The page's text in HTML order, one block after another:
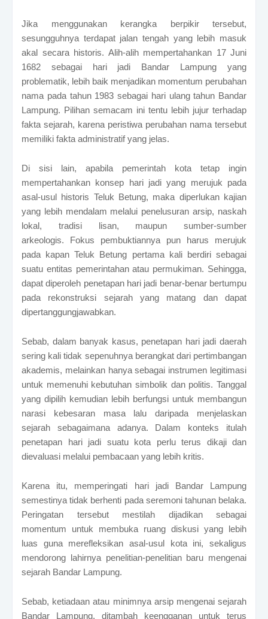
Jika menggunakan kerangka berpikir tersebut,
sesungguhnya terdapat jalan tengah yang lebih masuk
akal secara historis. Alih-alih mempertahankan 17 Juni
1682 sebagai hari jadi Bandar Lampung yang
problematik, lebih baik menjadikan momentum perubahan
nama pada tahun 1983 sebagai hari ulang tahun Bandar
Lampung. Pilihan semacam ini tentu lebih jujur terhadap
fakta sejarah, karena peristiwa perubahan nama tersebut
memiliki fakta administratif yang jelas.
Di sisi lain, apabila pemerintah kota tetap ingin
mempertahankan konsep hari jadi yang merujuk pada
asal-usul historis Teluk Betung, maka diperlukan kajian
yang lebih mendalam melalui penelusuran arsip, naskah
lokal, tradisi lisan, maupun sumber-sumber
arkeologis. Fokus pembuktiannya pun harus merujuk
pada kapan Teluk Betung pertama kali berdiri sebagai
suatu entitas pemerintahan atau permukiman. Sehingga,
dapat diperoleh penetapan hari jadi benar-benar bertumpu
pada rekonstruksi sejarah yang matang dan dapat
dipertanggungjawabkan.
Sebab, dalam banyak kasus, penetapan hari jadi daerah
sering kali tidak sepenuhnya berangkat dari pertimbangan
akademis, melainkan hanya sebagai instrumen legitimasi
untuk memenuhi kebutuhan simbolik dan politis. Tanggal
yang dipilih kemudian lebih berfungsi untuk membangun
narasi kebesaran masa lalu daripada menjelaskan
sejarah sebagaimana adanya. Dalam konteks itulah
penetapan hari jadi suatu kota perlu terus dikaji dan
dievaluasi melalui pembacaan yang lebih kritis.
Karena itu, memperingati hari jadi Bandar Lampung
semestinya tidak berhenti pada seremoni tahunan belaka.
Peringatan tersebut mestilah dijadikan sebagai
momentum untuk membuka ruang diskusi yang lebih
luas guna merefleksikan asal-usul kota ini, sekaligus
mendorong lahirnya penelitian-penelitian baru mengenai
sejarah Bandar Lampung.
Sebab, ketiadaan atau minimnya arsip mengenai sejarah
Bandar Lampung, ditambah keengganan untuk terus